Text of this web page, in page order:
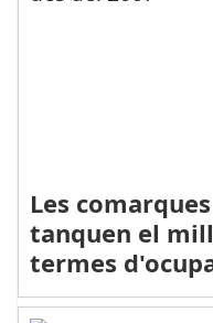
Les
tanquen el
termes